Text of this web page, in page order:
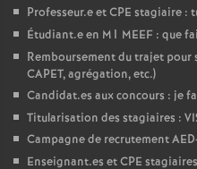
Professeur.e etCPE stagiaire :
Étudiant.e en M1 MEEF : que
Remboursement du trajet pour
CAPET, agrégation, etc.)
Candidat.es aux concours : je
Titularisation des stagiaires :
Campagne de recrutementAED
Enseignant.es etCPE